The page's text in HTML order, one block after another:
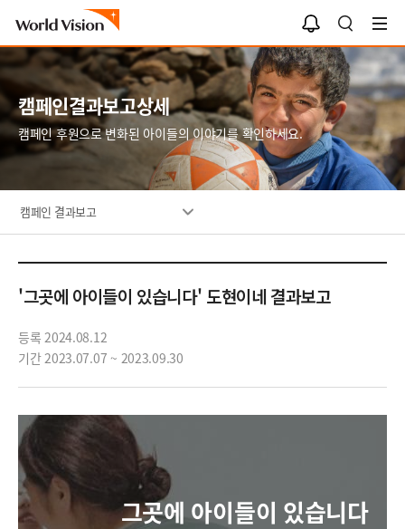
검
색
알
림
함
캠페인결과보고상세
캠페인 후원으로 변화된 아이들의 이야기를 확인하세요.
캠페인 결과보고
'그곳에 아이들이 있습니다' 도현이네 결과보고
등록 2024.08.12
기간 2023.07.07 ~ 2023.09.30
그곳에 아이들이 있습니다